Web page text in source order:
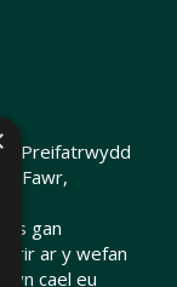
Preifatrwydd
Fawr,
gan
ar y wefan
yn cael eu